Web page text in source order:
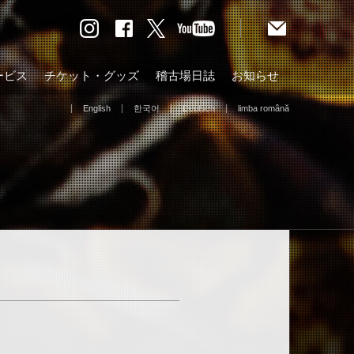
ビス チケット・グッズ 稽古場日誌 お知らせ
English 한국어 Deutsch limba română